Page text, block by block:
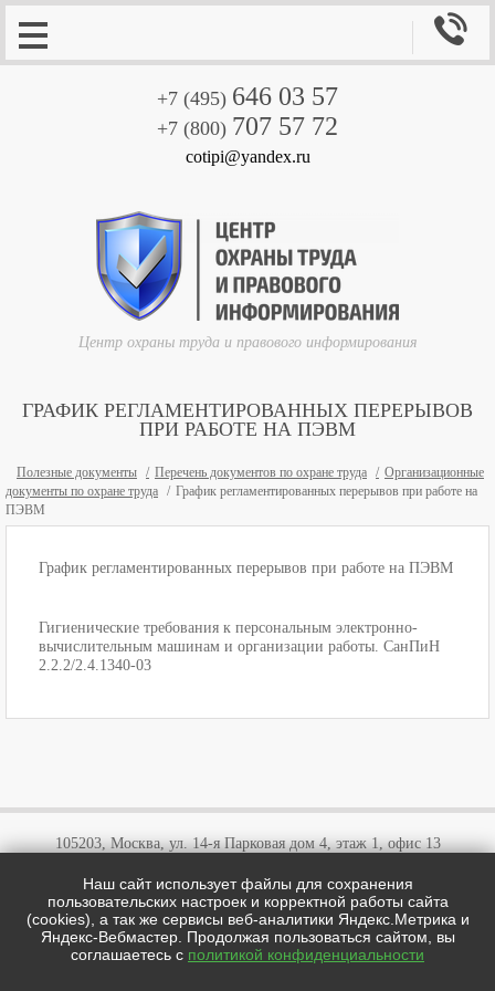
+7 (495) 646 03 57
+7 (800) 707 57 72
cotipi@yandex.ru
Центр охраны труда и правового информирования

ГРАФИК РЕГЛАМЕНТИРОВАННЫХ ПЕРЕРЫВОВ
ПРИ РАБОТЕ НА ПЭВМ
Полезные документы Перечень документов по охране труда
Организационные
документы по охране труда
График регламентированных перерывов при работе на
ПЭВМ
График регламентированных перерывов при работе на ПЭВМ
Гигиенические требования к персональным электронно-
вычислительным машинам и организации работы. СанПиН
2.2.2/2.4.1340-03
цотипи.рф © 2026
105203, Москва, ул. 14-я Парковая дом 4, этаж 1, офис 13
+7 (495)646 03 57
+7 (800)707 57 72
cotipi@yandex.ru
Наш сайт использует файлы для сохранения
пользовательских настроек и корректной работы сайта
(cookies), а так же сервисы веб-аналитики Яндекс.Метрика и
Яндекс-Вебмастер. Продолжая пользоваться сайтом, вы
соглашаетесь с политикой конфиденциальности